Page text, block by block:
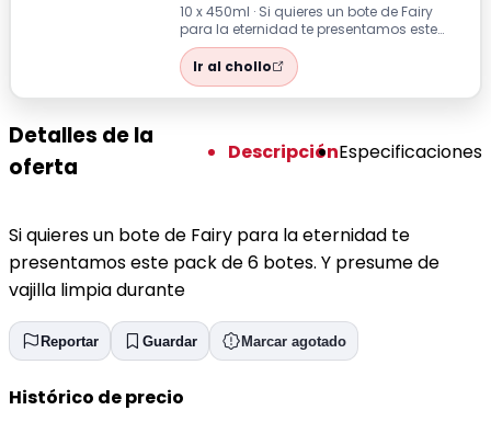
10 x 450ml · Si quieres un bote de Fairy
para la eternidad te presentamos este
pack de 6 botes. Y presume de vajilla ...
Ir al chollo
Detalles de la
oferta
DescripciónEspecificaciones
Si quieres un bote de Fairy para la eternidad te
presentamos este pack de 6 botes. Y presume de
vajilla limpia durante
Reportar Guardar Marcar agotado
Histórico de precio